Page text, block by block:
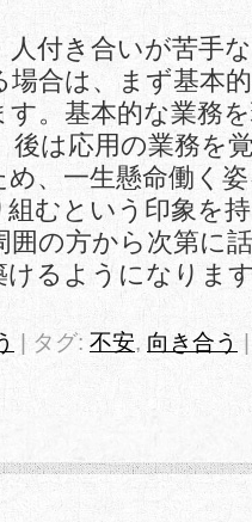
付き合いが苦手
合は、まず基本
。基本的な業務
後は応用の業務を
、一生懸命働く
組むという印象を
囲の方から次第に
けるようになりま
| タグ: 不安, 向き合う